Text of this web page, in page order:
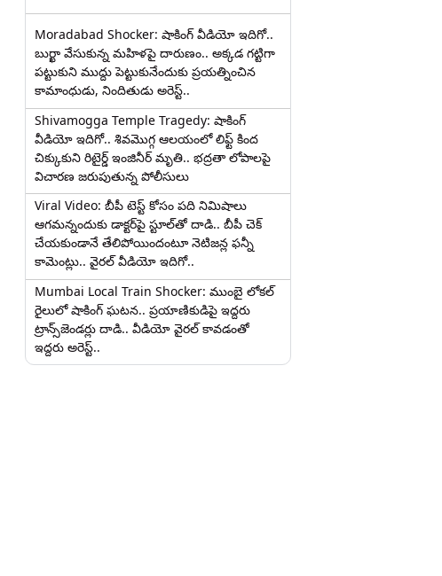
Moradabad Shocker: షాకింగ్ వీడియో ఇదిగో..
బుర్ఖా వేసుకున్న మహిళపై దారుణం.. అక్కడ గట్టిగా
పట్టుకుని ముద్దు పెట్టుకునేందుకు ప్రయత్నించిన
కామాంధుడు, నిందితుడు అరెస్ట్..
Shivamogga Temple Tragedy: షాకింగ్
వీడియో ఇదిగో.. శివమొగ్గ ఆలయంలో లిఫ్ట్ కింద
చిక్కుకుని రిటైర్డ్ ఇంజినీర్ మృతి.. భద్రతా లోపాలపై
విచారణ జరుపుతున్న పోలీసులు
Viral Video: బీపీ టెస్ట్‌ కోసం పది నిమిషాలు
ఆగమన్నందుకు డాక్టర్‌పై స్టూల్‌తో దాడి.. బీపీ చెక్
చేయకుండానే తేలిపోయిందంటూ నెటిజన్ల ఫన్నీ
కామెంట్లు.. వైరల్ వీడియో ఇదిగో..
Mumbai Local Train Shocker: ముంబై లోకల్
రైలులో షాకింగ్ ఘటన.. ప్రయాణికుడిపై ఇద్దరు
ట్రాన్స్‌జెండర్లు దాడి.. వీడియో వైరల్ కావడంతో
ఇద్దరు అరెస్ట్..